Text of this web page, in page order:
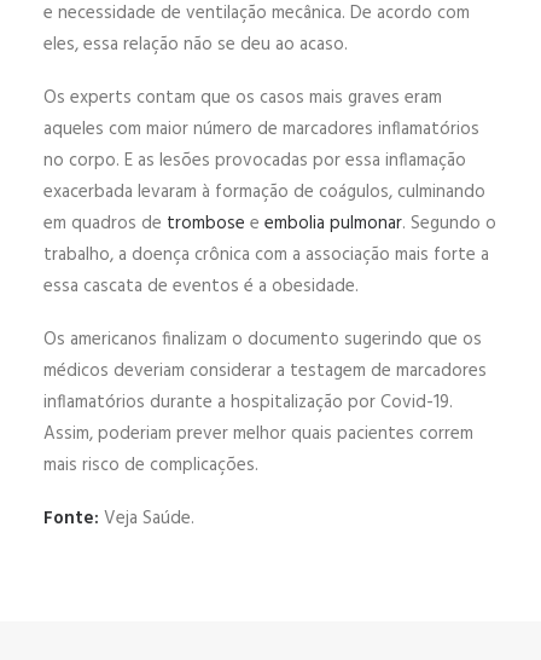
e necessidade de ventilação mecânica. De acordo com
eles, essa relação não se deu ao acaso.
Os experts contam que os casos mais graves eram
aqueles com maior número de marcadores inflamatórios
no corpo. E as lesões provocadas por essa inflamação
exacerbada levaram à formação de coágulos, culminando
em quadros de trombose e embolia pulmonar. Segundo o
trabalho, a doença crônica com a associação mais forte a
essa cascata de eventos é a obesidade.
Os americanos finalizam o documento sugerindo que os
médicos deveriam considerar a testagem de marcadores
inflamatórios durante a hospitalização por Covid-19.
Assim, poderiam prever melhor quais pacientes correm
mais risco de complicações.
Fonte: Veja Saúde.